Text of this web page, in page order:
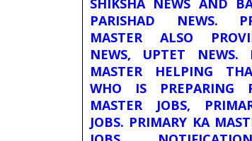
SHIKSHA NEWS AND
PARISHAD NEWS.
MASTER ALSO
NEWS, UPTET NEWS.
MASTER HELPING
WHO IS PREPARING
MASTER JOBS,
JOBS. PRIMARY KA